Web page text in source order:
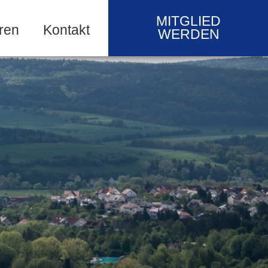
Kontakt
MITGLIED
WERDEN